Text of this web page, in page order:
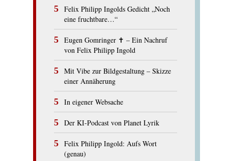
Felix Philipp Ingolds Gedicht „Noch
eine fruchtbare…“
Eugen Gomringer ✝︎ – Ein Nachruf
von Felix Philipp Ingold
Mit Vibe zur Bildgestaltung – Skizze
einer Annäherung
In eigener Websache
Der KI-Podcast von Planet Lyrik
Felix Philipp Ingold: Aufs Wort
(genau)